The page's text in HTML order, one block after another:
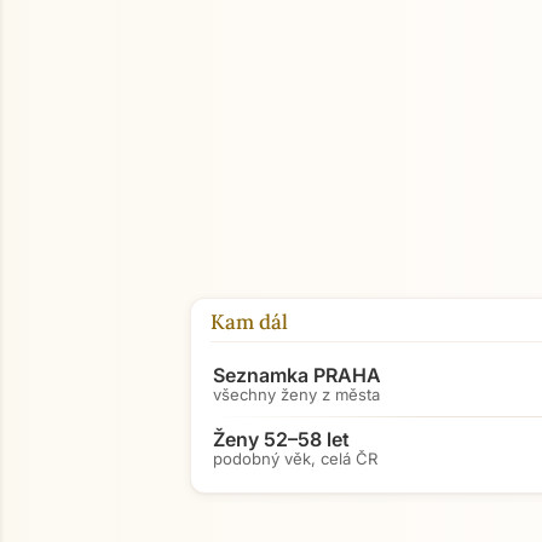
Kam dál
Seznamka PRAHA
všechny ženy z města
Ženy 52–58 let
podobný věk, celá ČR